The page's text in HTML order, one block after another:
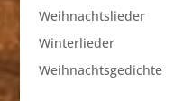
Weihnachtslieder
Winterlieder
Weihnachtsgedichte